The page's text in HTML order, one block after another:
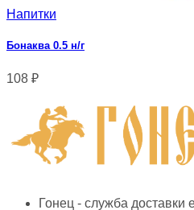
Напитки
Бонаква 0.5 н/г
108 ₽
Гонец - служба доставки